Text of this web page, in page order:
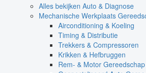
Alles bekijken Auto & Diagnose
Mechanische Werkplaats
Airconditioning & Koeling
Timing & Distributie
Trekkers & Compressoren
Krikken & Hefbruggen
Rem- & Motor Gereedschap